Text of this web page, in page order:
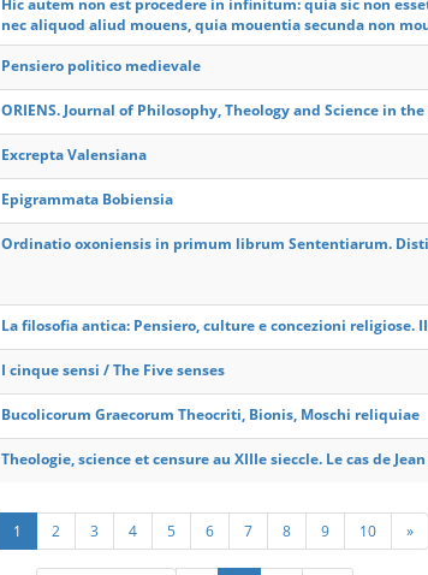
Hic autem non est procedere in infinitum: quia sic non
nec aliquod aliud mouens, quia mouentia secunda non
Pensiero politico medievale
ORIENS. Journal of Philosophy, Theology and Science in
Excrepta Valensiana
Epigrammata Bobiensia
Ordinatio oxoniensis in primum librum Sententiarum.
La filosofia antica: Pensiero, culture e concezioni religiose. II
I cinque sensi / The Five senses
Bucolicorum Graecorum Theocriti, Bionis, Moschi reliquiae
Theologie, science et censure au XIIIe sieccle. Le cas de
1 2 3 4 5 6 7 8 9 10 »